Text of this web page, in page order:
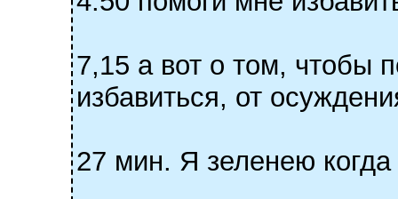
7,15 а вот о том, чтобы
избавиться, от
27 мин. Я зеленею